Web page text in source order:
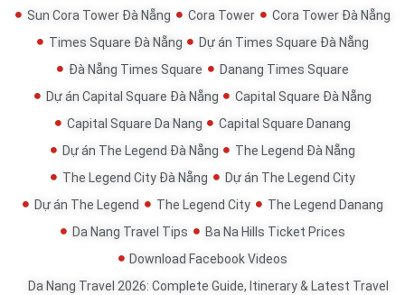
Sun Cora Tower Đà Nẵng
Cora Tower
Cora Tower Đà Nẵng
Times Square Đà Nẵng
Dự án Times Square Đà Nẵng
Đà Nẵng Times Square
Danang Times Square
Dự án Capital Square Đà Nẵng
Capital Square Đà Nẵng
Capital Square Da Nang
Capital Square Danang
Dự án The Legend Đà Nẵng
The Legend Đà Nẵng
The Legend City Đà Nẵng
Dự án The Legend City
Dự án The Legend
The Legend City
The Legend Danang
Da Nang Travel Tips
Ba Na Hills Ticket Prices
Download Facebook Videos
Da Nang Travel 2026: Complete Guide, Itinerary & Latest Travel